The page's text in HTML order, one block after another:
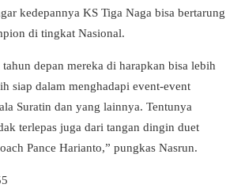
kedepannya KS Tiga Naga bisa bertarung
di tingkat Nasional.
depan mereka di harapkan bisa lebih
siap dalam menghadapi event-event
Suratin dan yang lainnya. Tentunya
terlepas juga dari tangan dingin duet
Pance Harianto,” pungkas Nasrun.